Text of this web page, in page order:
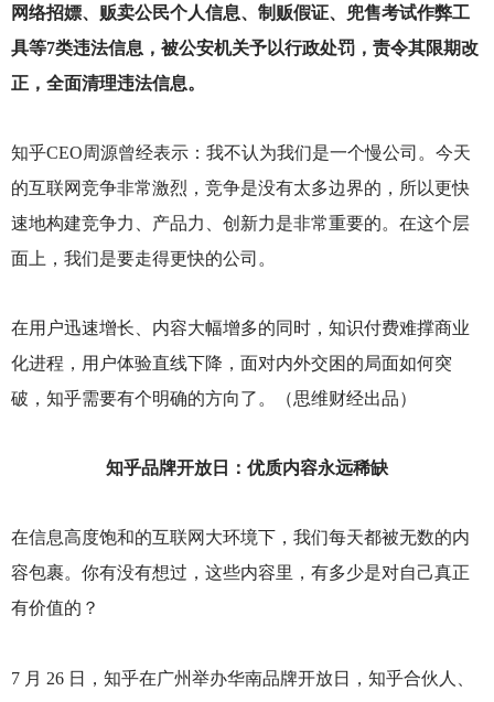
网络招嫖、贩卖公民个人信息、制贩假证、兜售考试作弊工
具等7类违法信息，被公安机关予以行政处罚，责令其限期改
正，全面清理违法信息。
知乎CEO周源曾经表示：我不认为我们是一个慢公司。今天
的互联网竞争非常激烈，竞争是没有太多边界的，所以更快
速地构建竞争力、产品力、创新力是非常重要的。在这个层
面上，我们是要走得更快的公司。
在用户迅速增长、内容大幅增多的同时，知识付费难撑商业
化进程，用户体验直线下降，面对内外交困的局面如何突
破，知乎需要有个明确的方向了。（思维财经出品）
知乎品牌开放日：优质内容永远稀缺
在信息高度饱和的互联网大环境下，我们每天都被无数的内
容包裹。你有没有想过，这些内容里，有多少是对自己真正
有价值的？
7 月 26 日，知乎在广州举办华南品牌开放日，知乎合伙人、